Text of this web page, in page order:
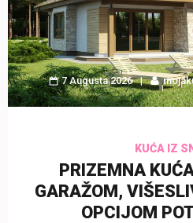
7 Augusta 2026
KUĆA IZ
PRIZEMNA
GARAŽOM,
OPCIJOM